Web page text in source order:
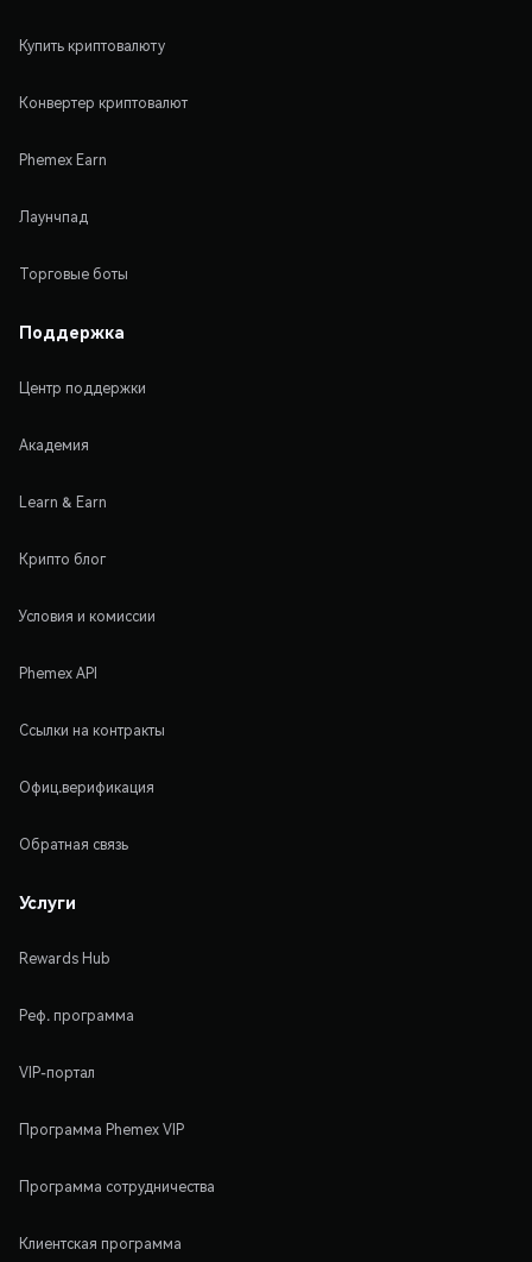
Купить криптовалюту
Конвертер криптовалют
Phemex Earn
Лаунчпад
Торговые боты
Поддержка
Центр поддержки
Академия
Learn & Earn
Крипто блог
Условия и комиссии
Phemex API
Ссылки на контракты
Офиц.верификация
Обратная связь
Услуги
Rewards Hub
Реф. программа
VIP-портал
Программа Phemex VIP
Программа сотрудничества
Клиентская программа